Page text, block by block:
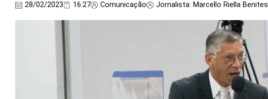
28/02/2023 16:27 Comunicação Jornalista: Marcello Riella Benites